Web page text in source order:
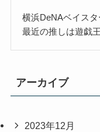
横浜DeNAベイスタ
最近の推しは遊戯
アーカイブ
2023年12月